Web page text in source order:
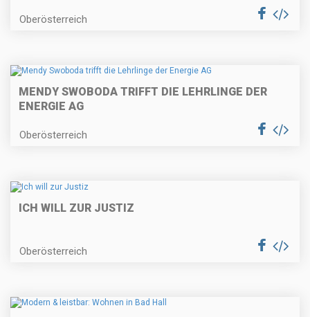
Oberösterreich
MENDY SWOBODA TRIFFT DIE LEHRLINGE DER
ENERGIE AG
Oberösterreich
ICH WILL ZUR JUSTIZ
Oberösterreich